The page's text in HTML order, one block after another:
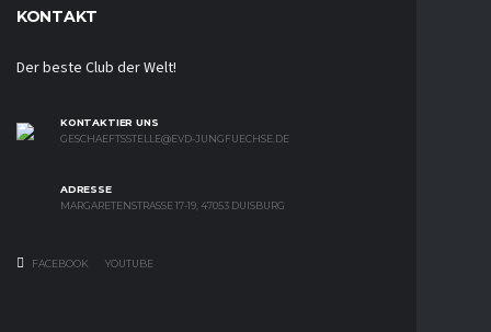
KONTAKT
Der beste Club der Welt!
KONTAKTIER UNS
GESCHAEFTSSTELLE@EVD-JUNGFUECHSE.DE
ADRESSE
MARGARETENSTRASSE 17-19, 47053 DUISBURG
FACEBOOK YOUTUBE